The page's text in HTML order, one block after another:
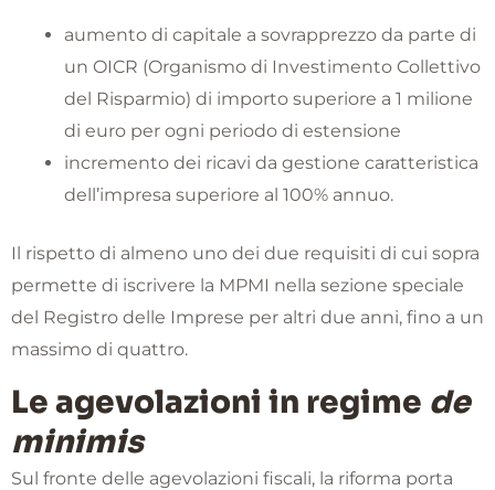
aumento di capitale a sovrapprezzo da parte di
un OICR (Organismo di Investimento Collettivo
del Risparmio) di importo superiore a 1 milione
di euro per ogni periodo di estensione
incremento dei ricavi da gestione caratteristica
dell’impresa superiore al 100% annuo.
Il rispetto di almeno uno dei due requisiti di cui sopra
permette di iscrivere la MPMI nella sezione speciale
del Registro delle Imprese per altri due anni, fino a un
massimo di quattro.
Le agevolazioni in regime de
minimis
Sul fronte delle agevolazioni fiscali, la riforma porta